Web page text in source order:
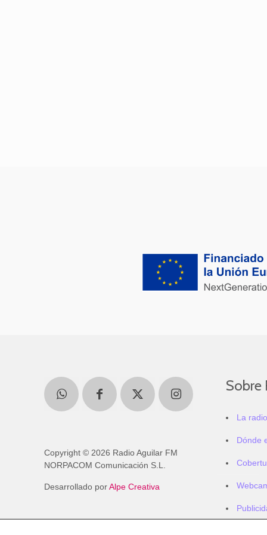
Copyright © 2026 Radio Aguilar FM
NORPACOM Comunicación S.L.
Desarrollado porAlpe Creativa
Sobre
La radio
Dónde